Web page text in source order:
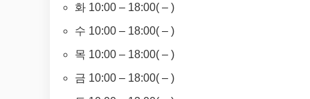
화 10:00 – 18:00( – )
수 10:00 – 18:00( – )
목 10:00 – 18:00( – )
금 10:00 – 18:00( – )